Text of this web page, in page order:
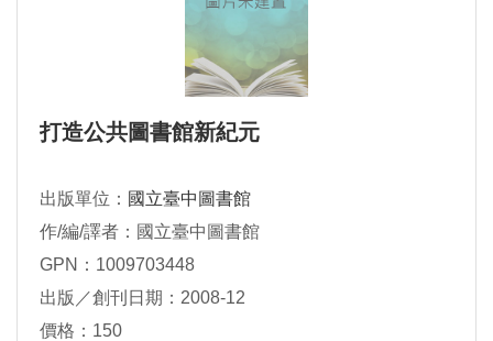
打造公共圖書館新紀元
出版單位： 國立臺中圖書館
作/編/譯者：國立臺中圖書館
GPN：1009703448
出版／創刊日期：2008-12
價格：150